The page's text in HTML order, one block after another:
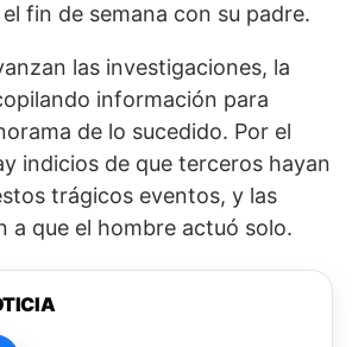
fin de semana con su padre.
las investigaciones, la
información para
de lo sucedido. Por el
indicios de que terceros hayan
trágicos eventos, y las
a que el hombre actuó solo.